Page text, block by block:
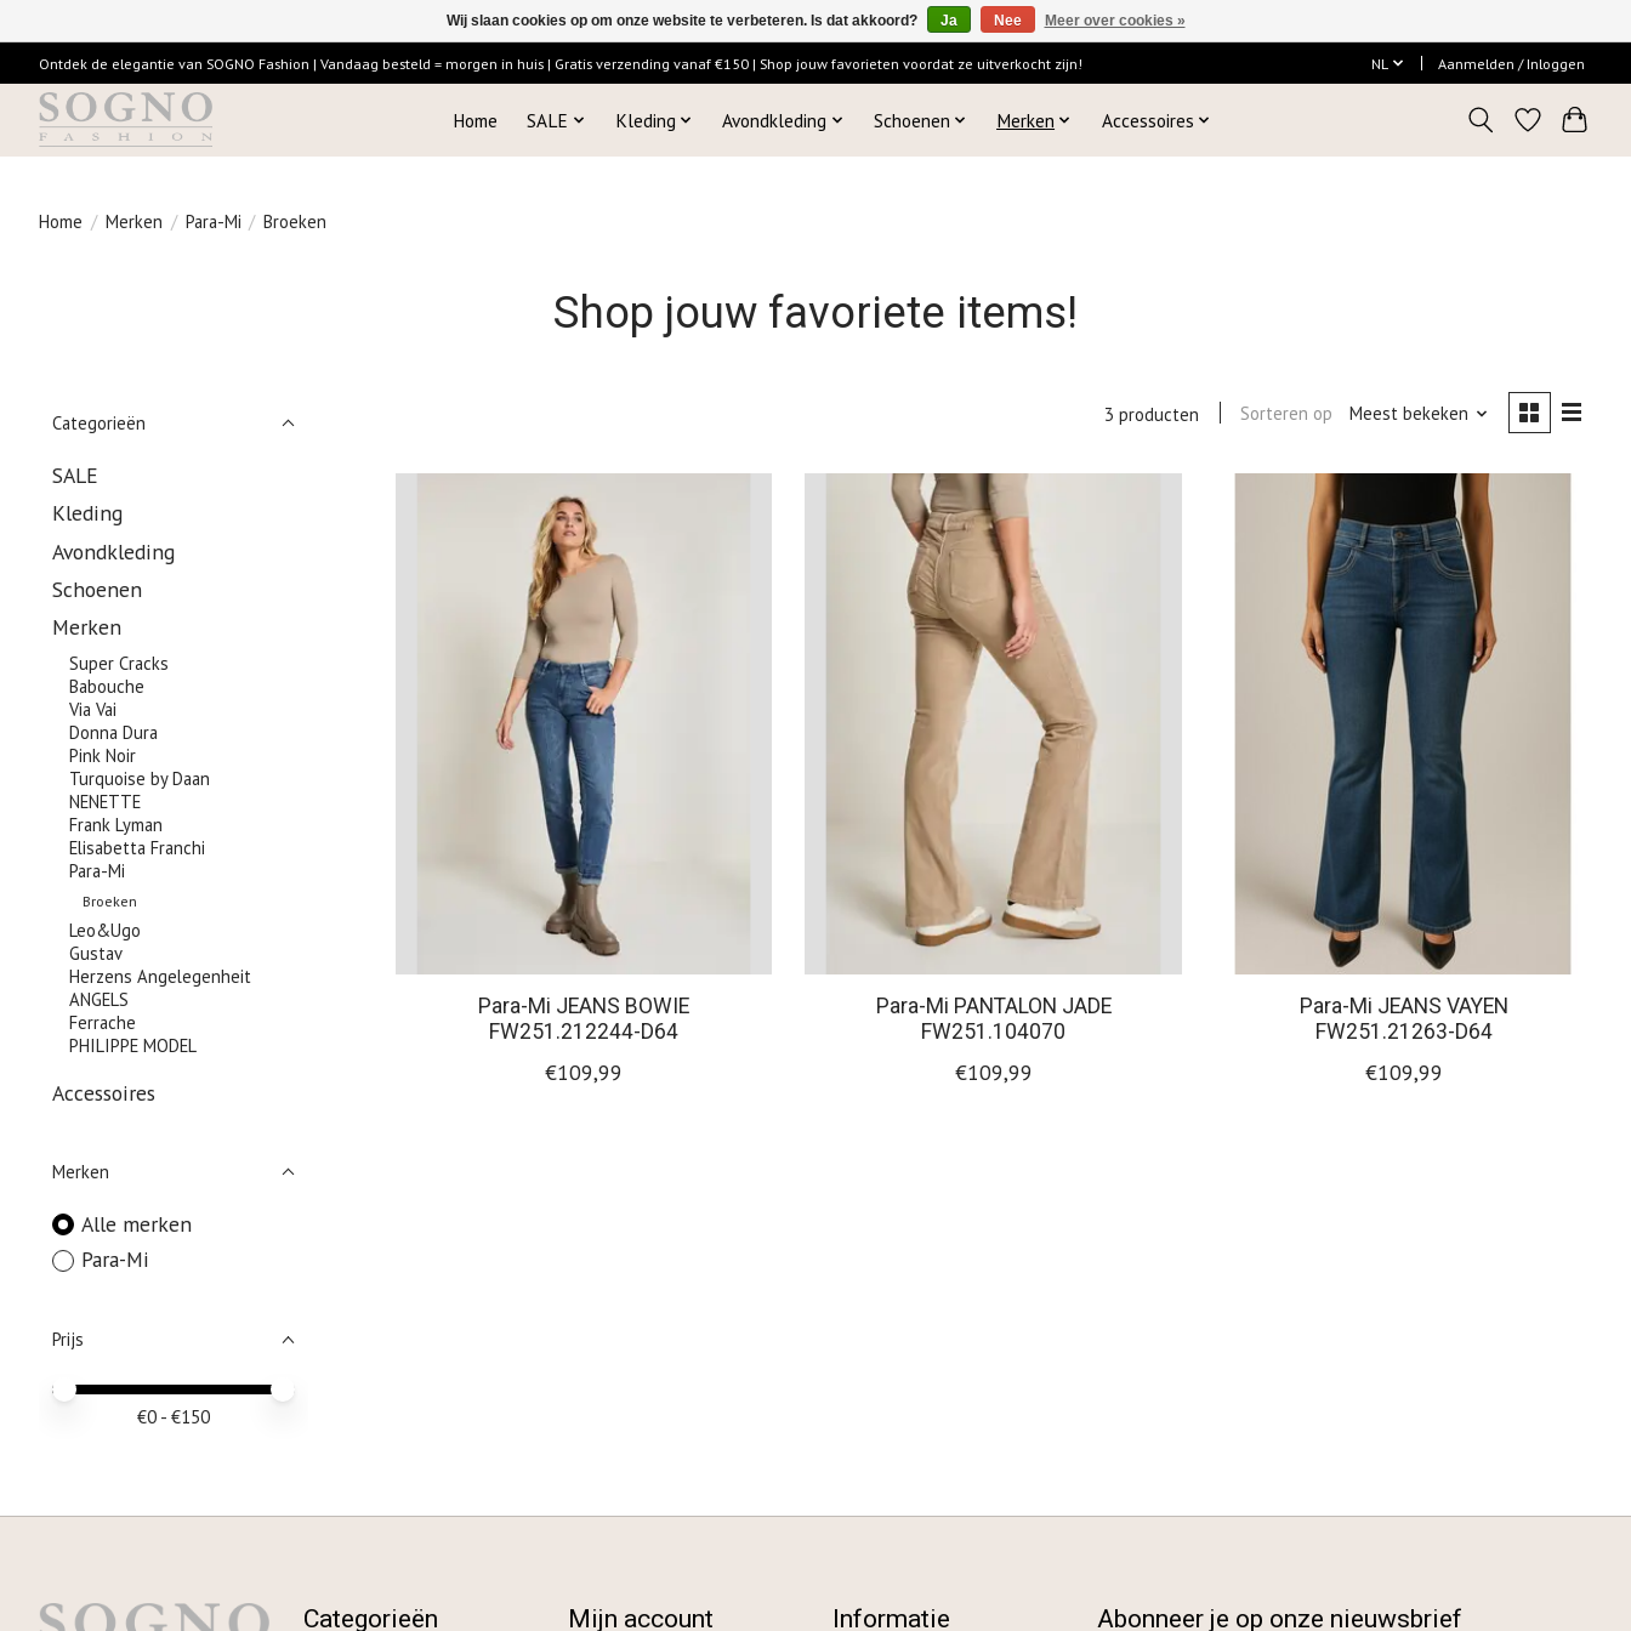
Ontdek de elegantie van SOGNO Fashion | Vandaag besteld = morgen in huis | Gratis verzending vanaf €150 | Shop jouw favorieten voordat ze uitverkocht zijn! NL Aanmelden / Inloggen
Home SALE Kleding Avondkleding Schoenen Merken Accessoires
Home / Merken / Para-Mi / Broeken
Shop jouw favoriete items!
Categorieën
SALE
Kleding
Avondkleding
Schoenen
Merken
Super Cracks
Babouche
Via Vai
Donna Dura
Pink Noir
Turquoise by Daan
NENETTE
Frank Lyman
Elisabetta Franchi
Para-Mi
Broeken
Leo&Ugo
Gustav
Herzens Angelegenheit
ANGELS
Ferrache
PHILIPPE MODEL
Accessoires
Merken
Alle merken
Para-Mi
Prijs
Minimale prijswaarde
Price maximum value
€0 - €150
3 producten Sorteren op Meest bekeken
Para-Mi JEANS BOWIE
FW251.212244-D64
€109,99
Para-Mi PANTALON JADE
FW251.104070
€109,99
Para-Mi JEANS VAYEN
FW251.21263-D64
€109,99
Categorieën Mijn account Informatie Abonneer je op onze nieuwsbrief
Wij slaan cookies op om onze website te verbeteren. Is dat akkoord? Ja Nee Meer over cookies »